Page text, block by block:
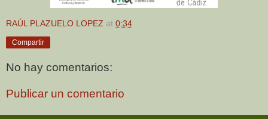
RAÚL PLAZUELO LOPEZ at 0:34
Compartir
No hay comentarios:
Publicar un comentario